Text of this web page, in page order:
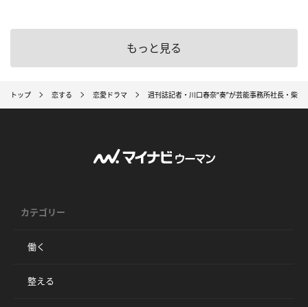
もっと見る
トップ 恋する 恋愛ドラマ 週刊誌記者・川口春奈“奏”が芸能事務所社長・柴
カテゴリー
働く
整える